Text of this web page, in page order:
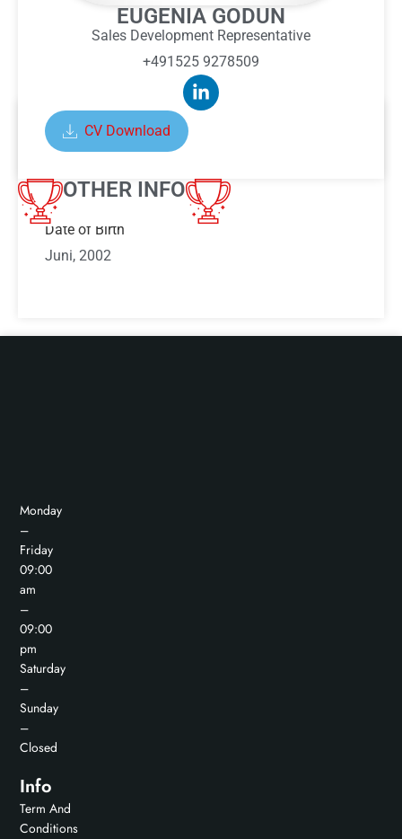
EUGENIA GODUN
Sales Development Representative
+491525 9278509
CV Download
OTHER INFO
ABOUT EUGENIA GODUN
Date of Birth
Juni, 2002
Monday
–
Friday
09:00
am
–
09:00
pm
Saturday
–
Sunday
–
Closed
Info
Term And
Conditions